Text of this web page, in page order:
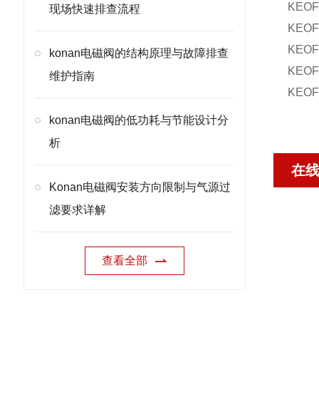
现场快速排查流程
konan电磁阀的结构原理与故障排查
维护指南
konan电磁阀的低功耗与节能设计分
析
Konan电磁阀安装方向限制与气源过
滤要求详解
查看全部
在